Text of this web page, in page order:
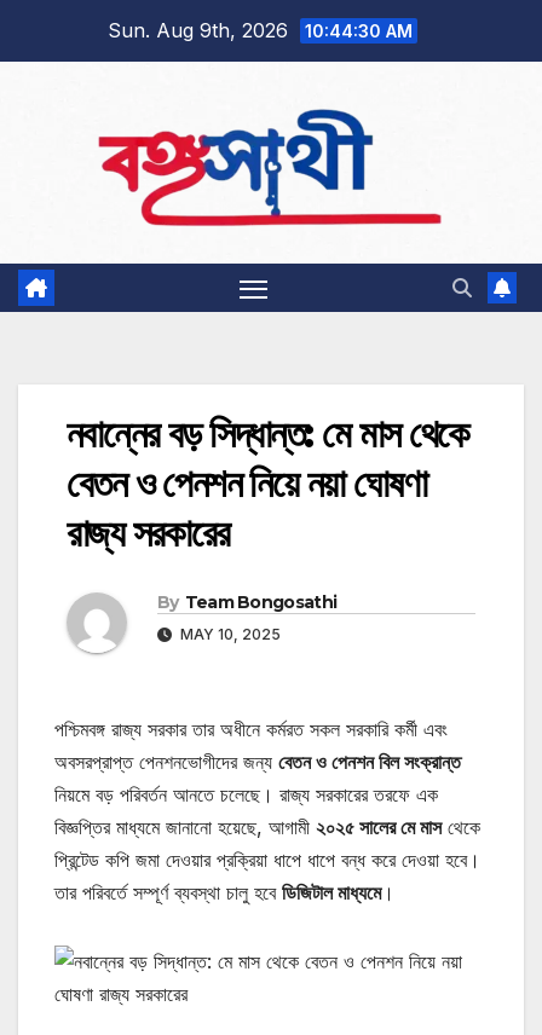
Sun. Aug 9th, 2026 10:44:31 AM
নবান্নের বড় সিদ্ধান্ত: মে মাস থেকে
বেতন ও পেনশন নিয়ে নয়া ঘোষণা
রাজ্য সরকারের
By Team Bongosathi
MAY 10, 2025
পশ্চিমবঙ্গ রাজ্য সরকার তার অধীনে কর্মরত সকল সরকারি কর্মী এবং
অবসরপ্রাপ্ত পেনশনভোগীদের জন্য বেতন ও পেনশন বিল সংক্রান্ত
নিয়মে বড় পরিবর্তন আনতে চলেছে। রাজ্য সরকারের তরফে এক
বিজ্ঞপ্তির মাধ্যমে জানানো হয়েছে, আগামী ২০২৫ সালের মে মাসথেকে
প্রিন্টেড কপি জমা দেওয়ার প্রক্রিয়া ধাপে ধাপে বন্ধ করে দেওয়া হবে।
তার পরিবর্তে সম্পূর্ণ ব্যবস্থা চালু হবে ডিজিটাল মাধ্যমে।